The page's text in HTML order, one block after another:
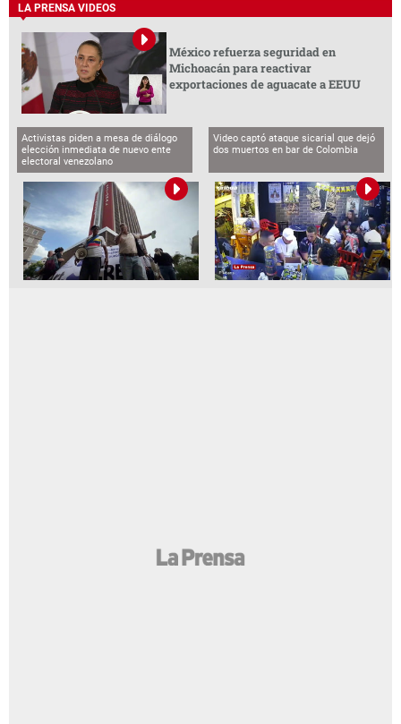
LA PRENSA VIDEOS
México refuerza seguridad en
Michoacán para reactivar
exportaciones de aguacate a EEUU
Activistas piden a mesa de diálogo
elección inmediata de nuevo ente
electoral venezolano
Video captó ataque sicarial que dejó
dos muertos en bar de Colombia